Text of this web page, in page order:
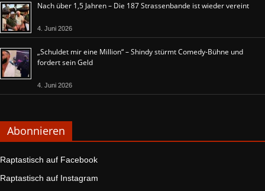
Nach über 1,5 Jahren – Die 187 Strassenbande ist wieder vereint
4. Juni 2026
„Schuldet mir eine Million“ – Shindy stürmt Comedy-Bühne und
fordert sein Geld
4. Juni 2026
Abonnieren
Raptastisch auf Facebook
Raptastisch auf Instagram